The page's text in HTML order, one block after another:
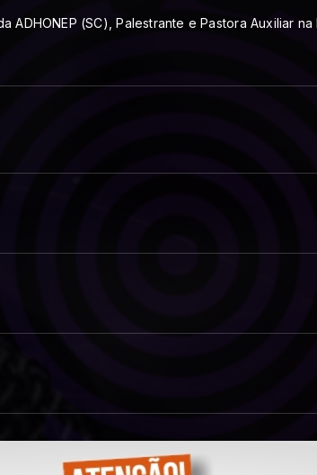
ADHONEP (SC), Palestrante e Pastora Auxiliar